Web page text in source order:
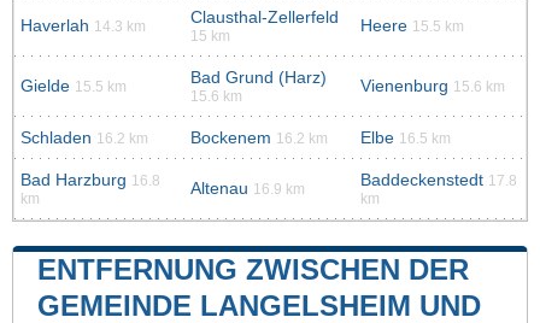
Haverlah 14.3 km Clausthal-Zellerfeld
15 km
Heere 15.5 km
Gielde 15.5 km Bad Grund (Harz)
15.6 km
Vienenburg 15.6 km
Schladen 16.2 km Bockenem 16.2 km Elbe 16.5 km
Bad Harzburg 16.8
km
Altenau 16.9 km Baddeckenstedt 17.8
km
ENTFERNUNG ZWISCHEN DER
GEMEINDE LANGELSHEIM UND